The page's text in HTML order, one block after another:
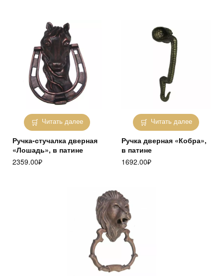
Читать далее
Ручка-стучалка дверная
«Лошадь», в патине
2359.00₽
Читать далее
Ручка дверная «Кобра»,
в патине
1692.00₽